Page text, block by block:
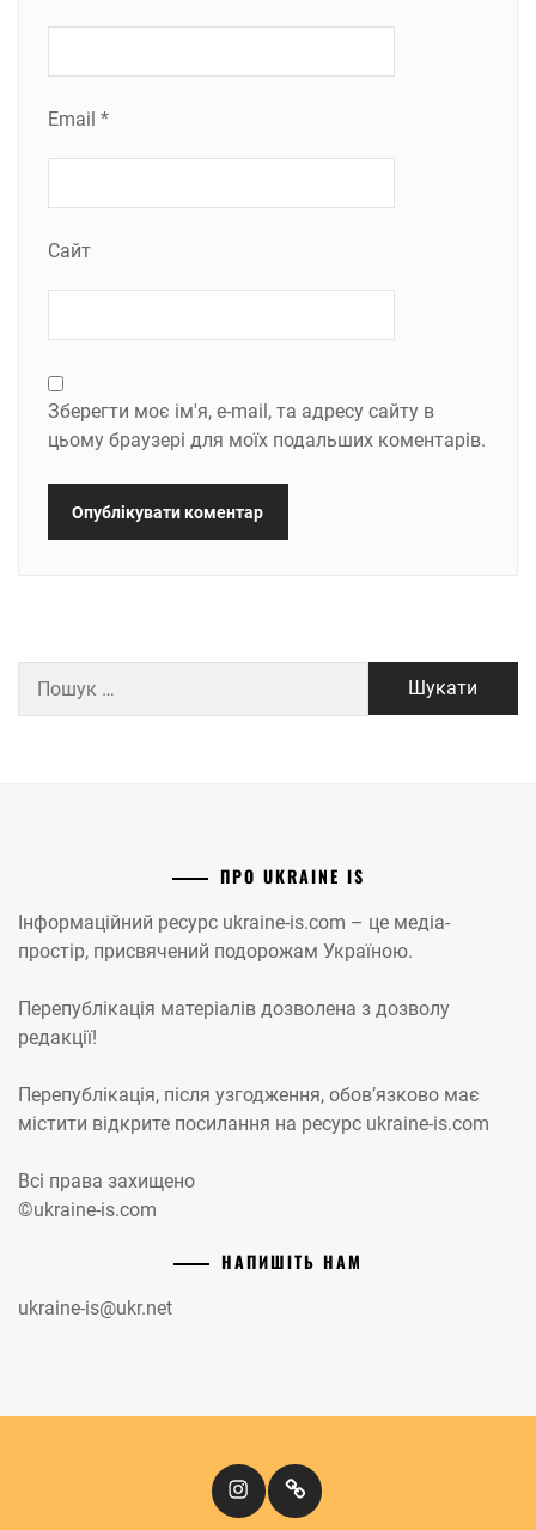
Email *
Сайт
Зберегти моє ім'я, e-mail, та адресу сайту в
цьому браузері для моїх подальших коментарів.
ПРО UKRAINE IS
Інформаційний ресурс ukraine-is.com – це медіа-
простір, присвячений подорожам Україною.
Перепублікація матеріалів дозволена з дозволу
редакції!
Перепублікація, після узгодження, обов’язково має
містити відкрите посилання на ресурс ukraine-is.com
Всі права захищено
©ukraine-is.com
НАПИШІТЬ НАМ
ukraine-is@ukr.net
InstagramКіномандри